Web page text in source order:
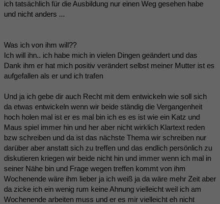
ich tatsächlich für die Ausbildung nur einen Weg gesehen habe
und nicht anders ...
Was ich von ihm will??
Ich will ihn.. ich habe mich in vielen Dingen geändert und das
Dank ihm er hat mich positiv verändert selbst meiner Mutter ist es
aufgefallen als er und ich trafen
Und ja ich gebe dir auch Recht mit dem entwickeln wie soll sich
da etwas entwickeln wenn wir beide ständig die Vergangenheit
hoch holen mal ist er es mal bin ich es es ist wie ein Katz und
Maus spiel immer hin und her aber nicht wirklich Klartext reden
bzw schreiben und da ist das nächste Thema wir schreiben nur
darüber aber anstatt sich zu treffen und das endlich persönlich zu
diskutieren kriegen wir beide nicht hin und immer wenn ich mal in
seiner Nähe bin und Frage wegen treffen kommt von ihm
Wochenende wäre ihm lieber ja ich weiß ja da wäre mehr Zeit aber
da zicke ich ein wenig rum keine Ahnung vielleicht weil ich am
Wochenende arbeiten muss und er es mir vielleicht eh nicht